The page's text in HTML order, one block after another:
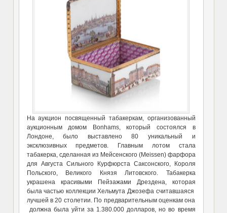
На аукцион посвященный табакеркам, организованный
аукционным домом Bonhams, который состоялся в
Лондоне, было выставлено 80 уникальный и
эксклюзивных предметов. Главным лотом стала
табакерка, сделанная из Мейсенского (Meissen) фарфора
для Августа Сильного Курфюрста Саксонского, Короля
Польского, Великого Князя Литовского. Табакерка
украшена красивыми Пейзажами Дрездена, которая
была частью коллекции Хельмута Джозефа считавшаяся
лучшей в 20 столетии. По предварительным оценкам она
должна была уйти за 1.380.000 долларов, но во время